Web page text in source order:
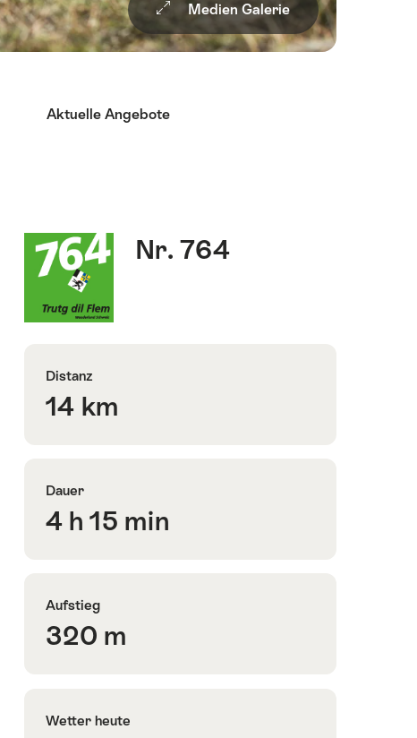
Medien Galerie
Aktuelle Angebote
Nr. 764
Distanz
14 km
Dauer
4 h 15 min
Aufstieg
320 m
Wetter heute